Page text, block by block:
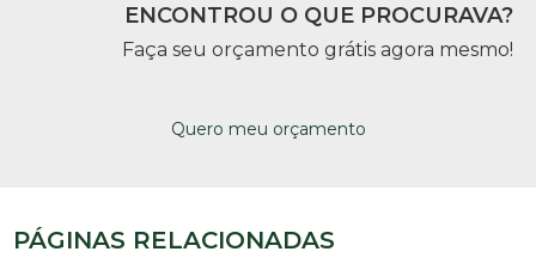
ENCONTROU O QUE PROCURAVA?
Faça seu orçamento grátis agora mesmo!
Quero meu orçamento
PÁGINAS RELACIONADAS